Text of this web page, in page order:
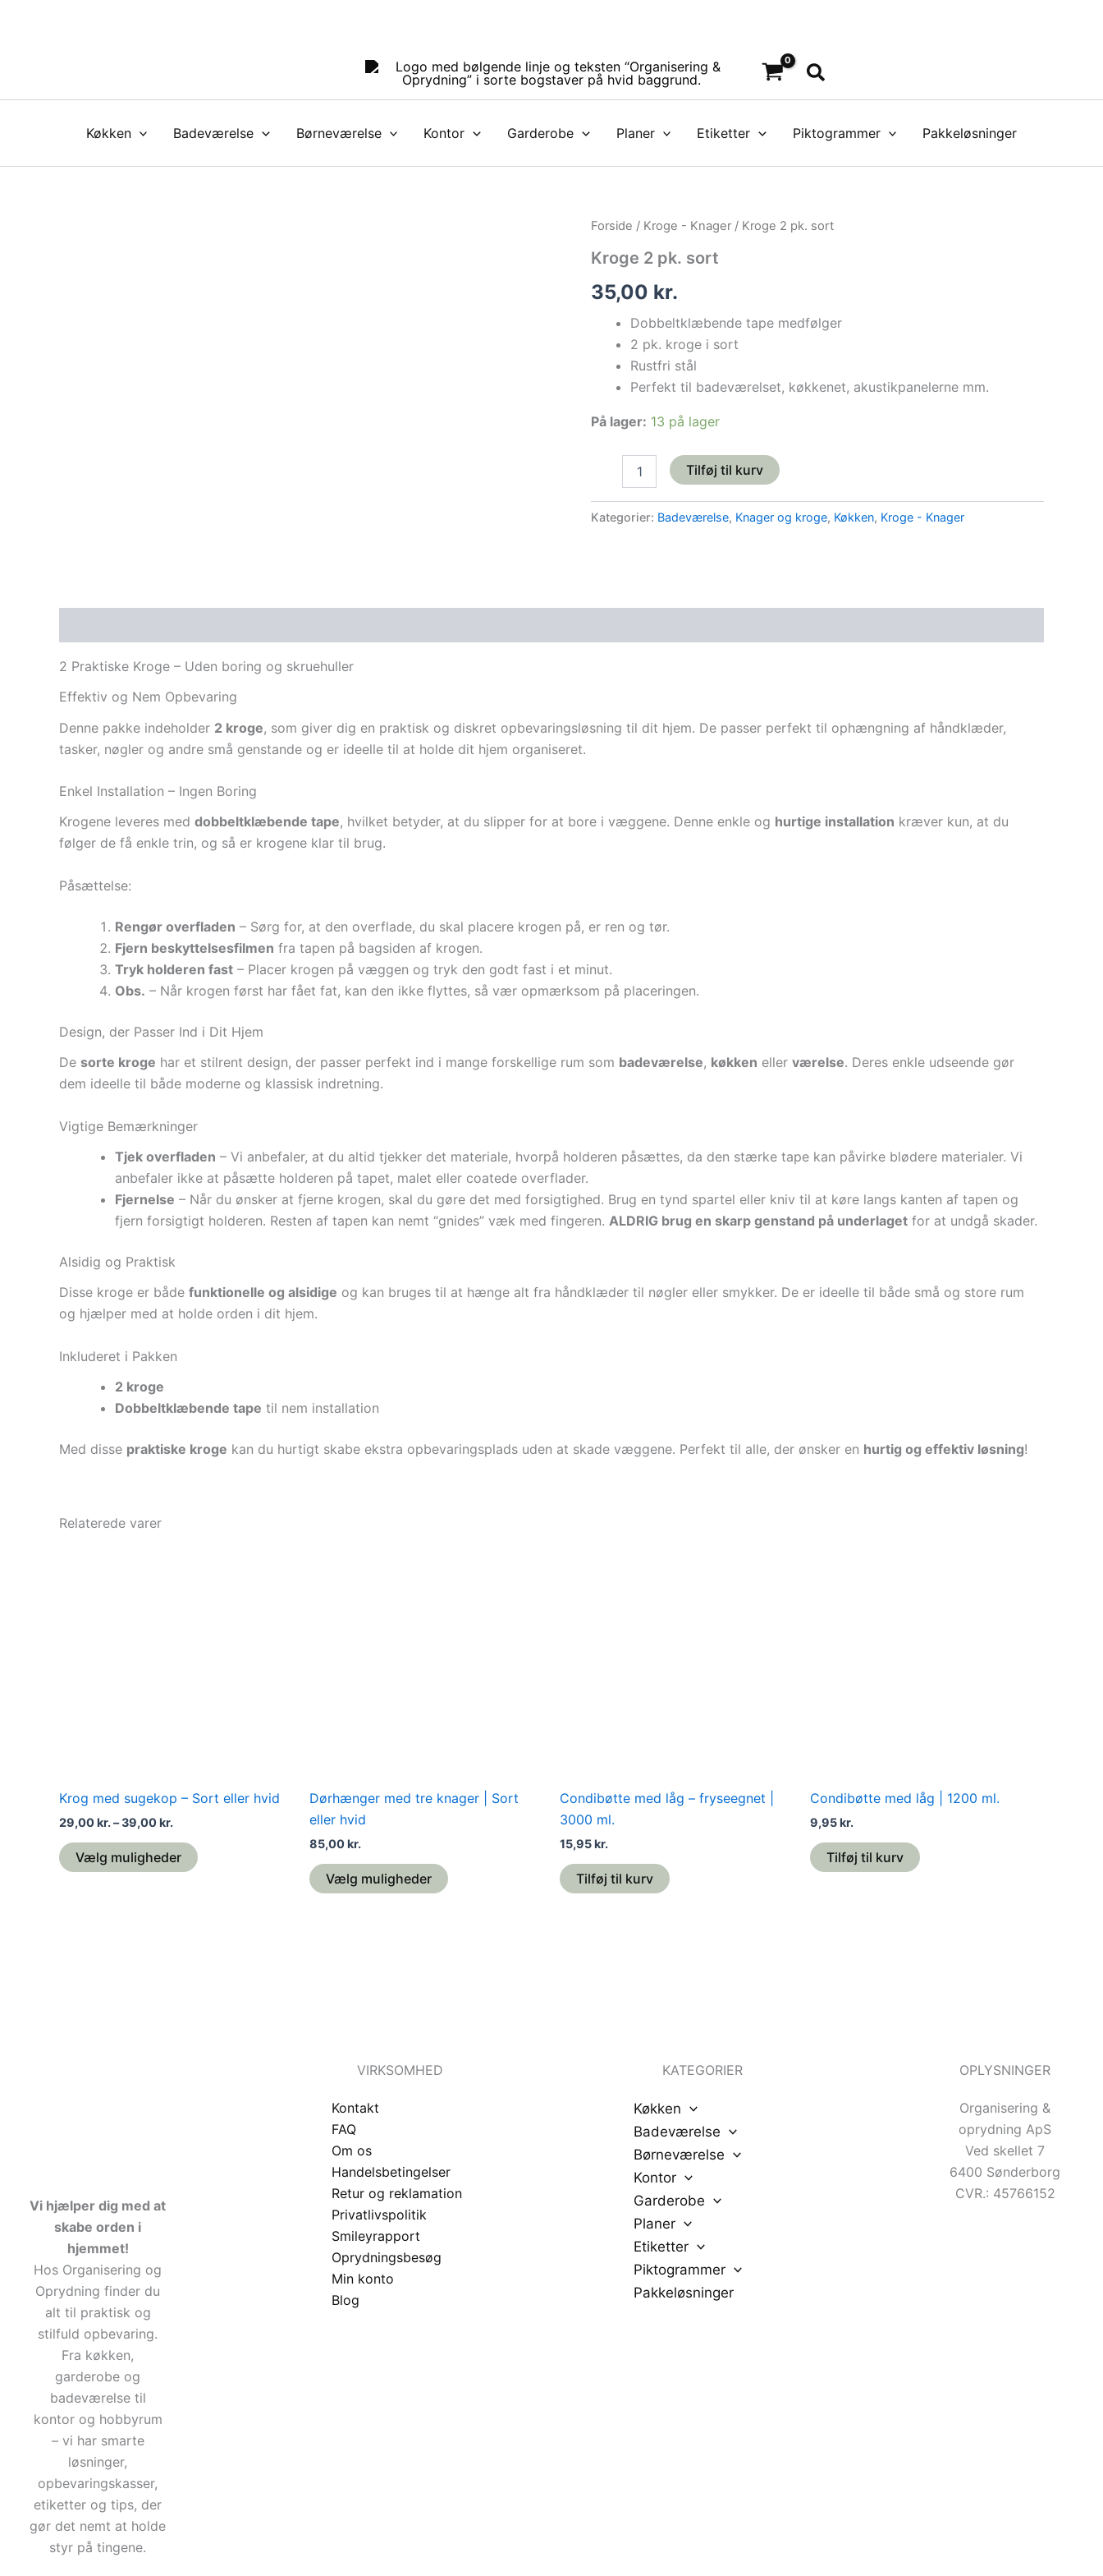
Søg
Køkken Badeværelse Børneværelse Kontor Garderobe Planer Etiketter Piktogrammer Pakkeløsninger
Forside / Kroge - Knager / Kroge 2 pk. sort
Kroge 2 pk. sort
35,00 kr.
Dobbeltklæbende tape medfølger
2 pk. kroge i sort
Rustfri stål
Perfekt til badeværelset, køkkenet, akustikpanelerne mm.
På lager: 13 på lager
Kroge
pk.
antal
Tilføj til kurv
Kategorier: Badeværelse, Knager og kroge, Køkken, Kroge - Knager
2 Praktiske Kroge – Uden boring og skruehuller
Effektiv og Nem Opbevaring
Denne pakke indeholder 2 kroge, som giver dig en praktisk og diskret opbevaringsløsning til dit hjem. De passer perfekt til ophængning af håndklæder,
tasker, nøgler og andre små genstande og er ideelle til at holde dit hjem organiseret.
Enkel Installation – Ingen Boring
Krogene leveres med dobbeltklæbende tape, hvilket betyder, at du slipper for at bore i væggene. Denne enkle og hurtige installation kræver kun, at du
følger de få enkle trin, og så er krogene klar til brug.
Påsættelse:
Rengør overfladen – Sørg for, at den overflade, du skal placere krogen på, er ren og tør.
Fjern beskyttelsesfilmen fra tapen på bagsiden af krogen.
Tryk holderen fast – Placer krogen på væggen og tryk den godt fast i et minut.
Obs. – Når krogen først har fået fat, kan den ikke flyttes, så vær opmærksom på placeringen.
Design, der Passer Ind i Dit Hjem
De sorte kroge har et stilrent design, der passer perfekt ind i mange forskellige rum som badeværelse, køkken eller værelse. Deres enkle udseende gør
dem ideelle til både moderne og klassisk indretning.
Vigtige Bemærkninger
Tjek overfladen – Vi anbefaler, at du altid tjekker det materiale, hvorpå holderen påsættes, da den stærke tape kan påvirke blødere materialer. Vi
anbefaler ikke at påsætte holderen på tapet, malet eller coatede overflader.
Fjernelse – Når du ønsker at fjerne krogen, skal du gøre det med forsigtighed. Brug en tynd spartel eller kniv til at køre langs kanten af tapen og
fjern forsigtigt holderen. Resten af tapen kan nemt “gnides” væk med fingeren. ALDRIG brug en skarp genstand på underlaget for at undgå skader.
Alsidig og Praktisk
Disse kroge er både funktionelle og alsidige og kan bruges til at hænge alt fra håndklæder til nøgler eller smykker. De er ideelle til både små og store rum
og hjælper med at holde orden i dit hjem.
Inkluderet i Pakken
2 kroge
Dobbeltklæbende tape til nem installation
Med disse praktiske kroge kan du hurtigt skabe ekstra opbevaringsplads uden at skade væggene. Perfekt til alle, der ønsker en hurtig og effektiv løsning!
Relaterede varer
Krog med sugekop – Sort eller hvid
29,00kr.–39,00kr.
Vælg muligheder
Dørhænger med tre knager | Sort
eller hvid
85,00kr.
Vælg muligheder
Condibøtte med låg – fryseegnet |
3000 ml.
15,95kr.
Tilføj til kurv
Condibøtte med låg | 1200 ml.
9,95kr.
Tilføj til kurv
Vi hjælper dig med at
skabe orden i
hjemmet!
Hos Organisering og
Oprydning finder du
alt til praktisk og
stilfuld opbevaring.
Fra køkken,
garderobe og
badeværelse til
kontor og hobbyrum
– vi har smarte
løsninger,
opbevaringskasser,
etiketter og tips, der
gør det nemt at holde
styr på tingene.
VIRKSOMHED
Kontakt
FAQ
Om os
Handelsbetingelser
Retur og reklamation
Privatlivspolitik
Smileyrapport
Oprydningsbesøg
Min konto
Blog
KATEGORIER
Køkken
Badeværelse
Børneværelse
Kontor
Garderobe
Planer
Etiketter
Piktogrammer
Pakkeløsninger
OPLYSNINGER
Organisering &
oprydning ApS
Ved skellet 7
6400 Sønderborg
CVR.: 45766152